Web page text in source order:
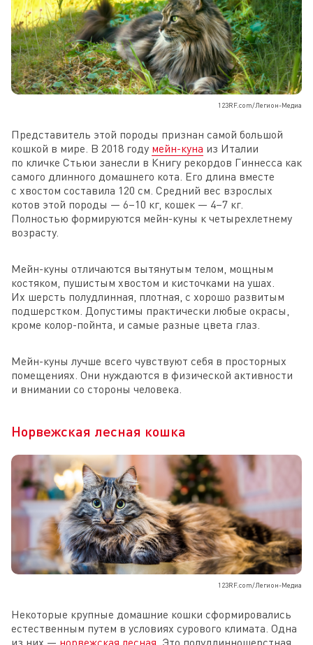
123RF.com/Легион-Медиа
Представитель этой породы признан самой большой
кошкой в мире. В 2018 году мейн-куна из Италии
по кличке Стьюи занесли в Книгу рекордов Гиннесса как
самого длинного домашнего кота. Его длина вместе
с хвостом составила 120 см. Средний вес взрослых
котов этой породы — 6–10 кг, кошек — 4–7 кг.
Полностью формируются мейн-куны к четырехлетнему
возрасту.
Мейн-куны отличаются вытянутым телом, мощным
костяком, пушистым хвостом и кисточками на ушах.
Их шерсть полудлинная, плотная, с хорошо развитым
подшерстком. Допустимы практически любые окрасы,
кроме колор-пойнта, и самые разные цвета глаз.
Мейн-куны лучше всего чувствуют себя в просторных
помещениях. Они нуждаются в физической активности
и внимании со стороны человека.
Норвежская лесная кошка
123RF.com/Легион-Медиа
Некоторые крупные домашние кошки сформировались
естественным путем в условиях сурового климата. Одна